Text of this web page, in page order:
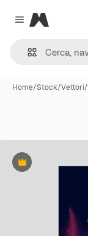
Close menu
Magnific
Home/Stock/Vettori/
Premium